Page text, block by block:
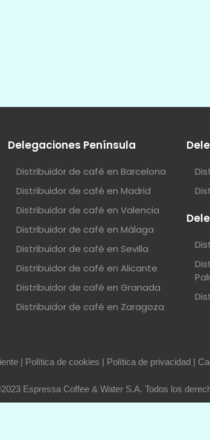
Delegaciones Península
Distribuidor de café en Barcelona
Distribuidor de café en Madrid
Distribuidor de café en Valencia
Distribuidor de café en Málaga
Distribuidor de café en Sevilla
Distribuidor de café en Alicante
Distribuidor de café en Granada
Distribuidor de café en Zaragoza
| Política de cookies | Política de privacidad|
Espressa Coffee & Water S.A. Todos los